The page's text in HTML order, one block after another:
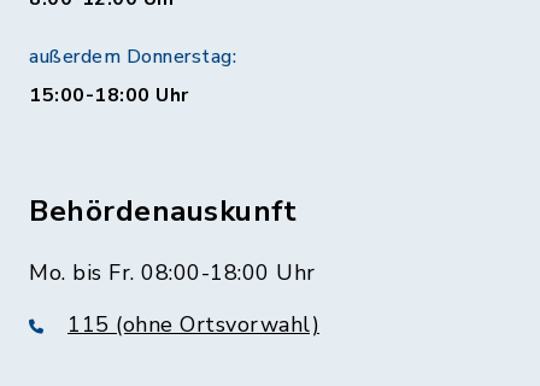
außerdem Donnerstag:
15:00-18:00 Uhr
Behördenauskunft
Mo. bis Fr. 08:00-18:00 Uhr
115 (ohne Ortsvorwahl)